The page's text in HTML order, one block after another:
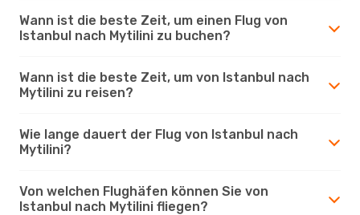
Wann ist die beste Zeit, um einen Flug von
Istanbul nach Mytilini zu buchen?
Wann ist die beste Zeit, um von Istanbul nach
Mytilini zu reisen?
Wie lange dauert der Flug von Istanbul nach
Mytilini?
Von welchen Flughäfen können Sie von
Istanbul nach Mytilini fliegen?